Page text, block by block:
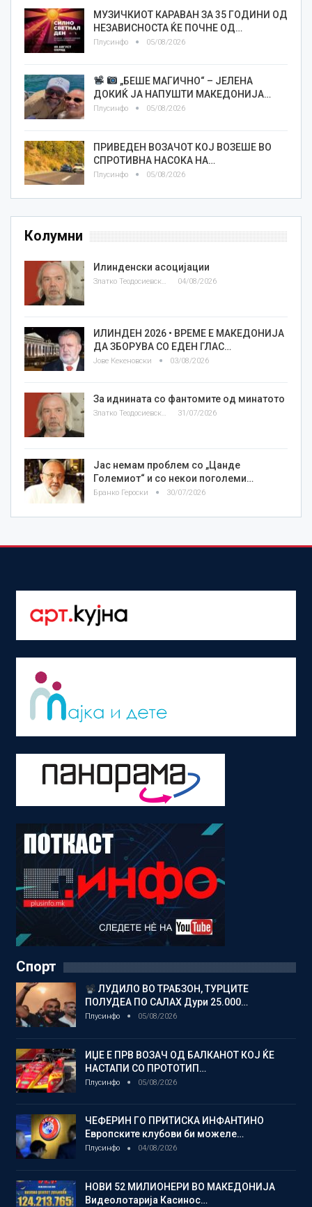
МУЗИЧКИОТ КАРАВАН ЗА 35 ГОДИНИ ОД
НЕЗАВИСНОСТА ЌЕ ПОЧНЕ ОД…
Плусинфо 05/08/2026
„БЕШЕ МАГИЧНО“ – ЈЕЛЕНА
ДОКИЌ ЈА НАПУШТИ МАКЕДОНИЈА…
Плусинфо 05/08/2026
ПРИВЕДЕН ВОЗАЧОТ КОЈ ВОЗЕШЕ ВО
СПРОТИВНА НАСОКА НА…
Плусинфо 05/08/2026
Колумни
Илинденски асоцијации
Златко Теодосиевски 04/08/2026
ИЛИНДЕН 2026 • ВРЕМЕ Е МАКЕДОНИЈА
ДА ЗБОРУВА СО ЕДЕН ГЛАС…
Јове Кекеновски 03/08/2026
За иднината со фантомите од минатото
Златко Теодосиевски 31/07/2026
Јас немам проблем со „Цанде
Големиот“ и со некои поголеми…
Бранко Героски 30/07/2026
Спорт
ЛУДИЛО ВО ТРАБЗОН, ТУРЦИТЕ
ПОЛУДЕА ПО САЛАХ Дури 25.000…
Плусинфо 05/08/2026
ИЏЕ Е ПРВ ВОЗАЧ ОД БАЛКАНОТ КОЈ ЌЕ
НАСТАПИ СО ПРОТОТИП…
Плусинфо 05/08/2026
ЧЕФЕРИН ГО ПРИТИСКА ИНФАНТИНО
Европските клубови би можеле…
Плусинфо 04/08/2026
НОВИ 52 МИЛИОНЕРИ ВО МАКЕДОНИЈА
Видеолотарија Касинос…